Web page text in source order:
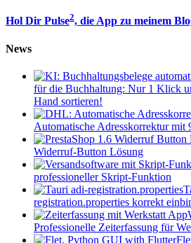
Hol Dir Pulse2, die App zu meinem
News
für die Buchhaltung: Nur 1 Klick
Hand sortieren!
Automatische Adresskorrektur mit
Widerruf-Button Lösung
professioneller Skript-Funktion
registration.properties korrekt
Professionelle Zeiterfassung für